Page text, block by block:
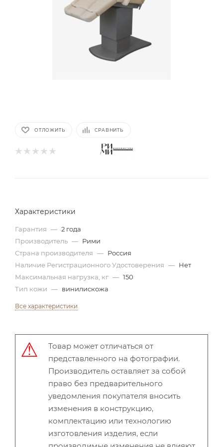
ОТЛОЖИТЬ СРАВНИТЬ
Характеристики
Гарантия — 2 года
Производитель — Рими
Страна производителя — Россия
Наличие Регистрационного Удостоверения — Нет
Максимальная нагрузка, кг — 150
Тип кожи — винилискожа
Все характеристики
Товар может отличаться от
представленного на фотографии.
Производитель оставляет за собой
право без предварительного
уведомления покупателя вносить
изменения в конструкцию,
комплектацию или технологию
изготовления изделия, если